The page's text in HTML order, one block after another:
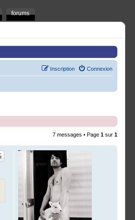
forums
Connexion
Inscription
7 messages • Page 1 sur 1